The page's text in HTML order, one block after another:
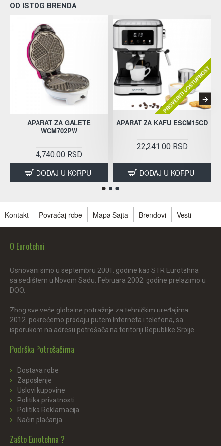
OD ISTOG BRENDA
APARAT ZA GALETE
WCM702PW
4,740.00 RSD
DODAJ U KORPU
PROVERITI DOSTUPNOST
APARAT ZA KAFU ESCM15CD
22,241.00 RSD
DODAJ U KORPU
Kontakt Povraćaj robe Mapa Sajta Brendovi Vesti
O Eurotehni
Osnovani smo u septembru 2001. godine kao STR Eurotehna
sa sedištem u Novom Sadu. Februara 2002. godine prelazimo u
DOO.
Zbog sve veće globalne potražnje za tehničkim uređajima
2012. pokrećemo prodaju putem Interneta i telefona, sa
isporukom na adresu potrošača na teritoriji Republike Srbije.
Podrška Potrošačima
Dostava robe
Zaposlenje
Uslovi kupovine
Politika privatnosti
Politika Reklamacija
Način plaćanja
Zašto Eurotehna ?